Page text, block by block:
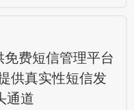
费短信管理平台
供真实性短信发
通道